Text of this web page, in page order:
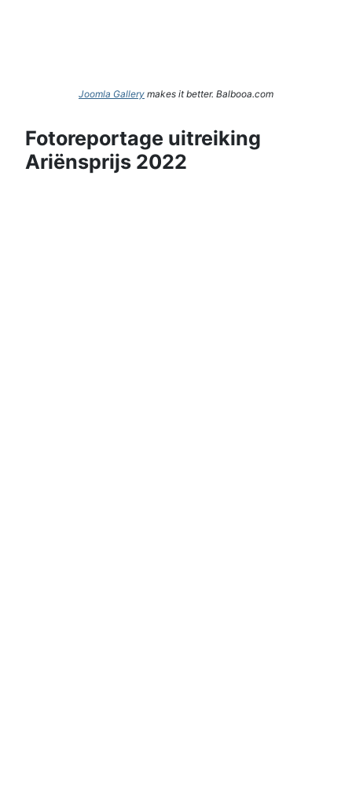
Joomla Gallery makes it better. Balbooa.com
Fotoreportage uitreiking
Ariënsprijs 2022